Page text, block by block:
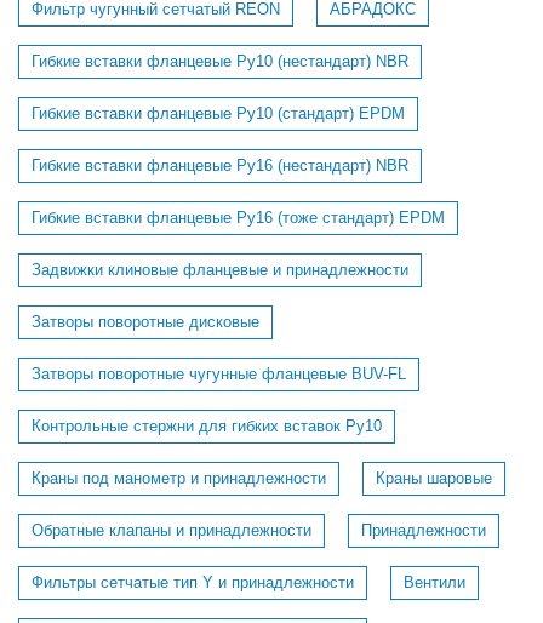
Фильтр чугунный сетчатый REON АБРАДОКС
Гибкие вставки фланцевые Ру10 (нестандарт) NBR
Гибкие вставки фланцевые Ру10 (стандарт) EPDM
Гибкие вставки фланцевые Ру16 (нестандарт) NBR
Гибкие вставки фланцевые Ру16 (тоже стандарт) EPDM
Задвижки клиновые фланцевые и принадлежности
Затворы поворотные дисковые
Затворы поворотные чугунные фланцевые BUV-FL
Контрольные стержни для гибких вставок Ру10
Краны под манометр и принадлежности Краны шаровые
Обратные клапаны и принадлежности Принадлежности
Фильтры сетчатые тип Y и принадлежности Вентили